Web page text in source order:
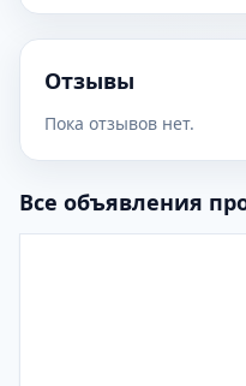
Отзывы
Пока отзывов нет.
Все объявления